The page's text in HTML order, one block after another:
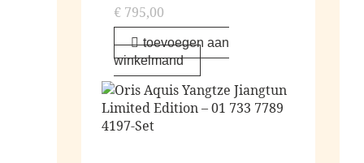
€ 795,00
toevoegen aan
winkelmand